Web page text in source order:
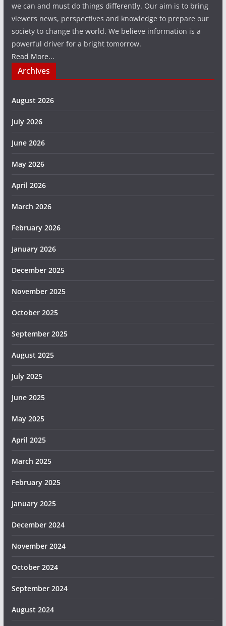
we can and must do things differently. Our aim is to bring
viewers news, perspectives and knowledge to prepare our
society to change the world. We believe information is a
powerful driver for a bright tomorrow.
Read More...
Archives
August 2026
July 2026
June 2026
May 2026
April 2026
March 2026
February 2026
January 2026
December 2025
November 2025
October 2025
September 2025
August 2025
July 2025
June 2025
May 2025
April 2025
March 2025
February 2025
January 2025
December 2024
November 2024
October 2024
September 2024
August 2024